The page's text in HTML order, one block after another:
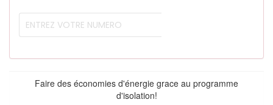
Faire des économies d'énergie grace au programme
d'isolation!